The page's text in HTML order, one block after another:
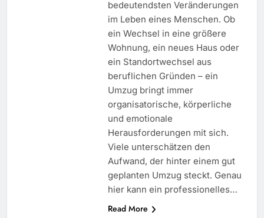
bedeutendsten Veränderungen
im Leben eines Menschen. Ob
ein Wechsel in eine größere
Wohnung, ein neues Haus oder
ein Standortwechsel aus
beruflichen Gründen – ein
Umzug bringt immer
organisatorische, körperliche
und emotionale
Herausforderungen mit sich.
Viele unterschätzen den
Aufwand, der hinter einem gut
geplanten Umzug steckt. Genau
hier kann ein professionelles…
Read More